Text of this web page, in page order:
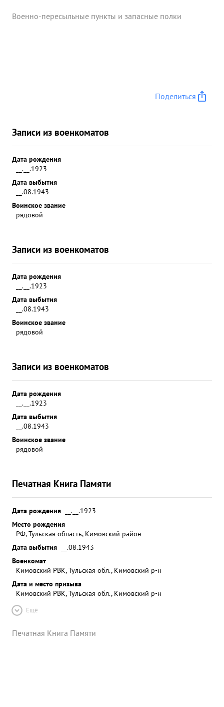
Военно-пересыльные пункты и запасные полки
Поделиться
Записи из военкоматов
Дата рождения
__.__.1923
Дата выбытия
__.08.1943
Воинское звание
рядовой
Записи из военкоматов
Дата рождения
__.__.1923
Дата выбытия
__.08.1943
Воинское звание
рядовой
Записи из военкоматов
Дата рождения
__.__.1923
Дата выбытия
__.08.1943
Воинское звание
рядовой
Печатная Книга Памяти
Дата рождения
__.__.1923
Место рождения
РФ, Тульская область, Кимовский район
Дата выбытия
__.08.1943
Военкомат
Кимовский РВК, Тульская обл., Кимовский р-н
Дата и место призыва
Кимовский РВК, Тульская обл., Кимовский р-н
Ещё
Печатная Книга Памяти